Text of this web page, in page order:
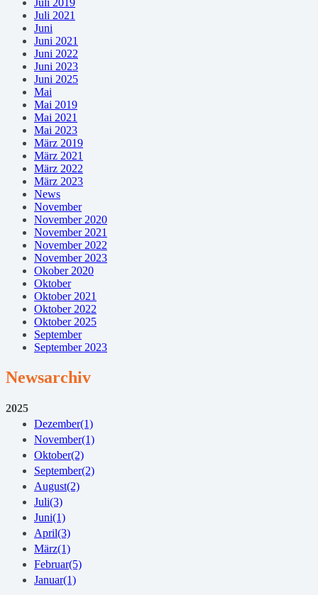
Juli 2021
Juni
Juni 2021
Juni 2022
Juni 2023
Juni 2025
Mai
Mai 2019
Mai 2021
Mai 2023
März 2019
März 2021
März 2022
März 2023
News
November
November 2020
November 2021
November 2022
November 2023
Okober 2020
Oktober
Oktober 2021
Oktober 2022
Oktober 2025
September
September 2023
Newsarchiv
2025
Dezember(1)
November(1)
Oktober(2)
September(2)
August(2)
Juli(3)
Juni(1)
April(3)
März(1)
Februar(5)
Januar(1)